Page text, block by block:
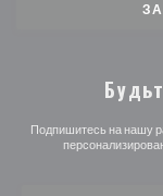
Подпишитесь на нашу